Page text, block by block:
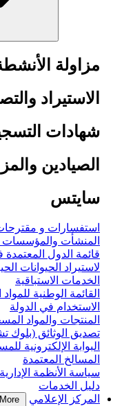
مزاولة
الاستيراد
شهادات
الصيادين
سايتس
استفسارات و
المنشأت والمؤسسات
قائمة الدول المعتمدة
لاستيراد الحيوانات
الخدمات الاستباقية
القائمة الوطنية
الاستخدام في الدولة
المنتجات والمواد
تصديق الوثائق (بلوك
البوابة الإلكترونية
المسالخ المعتمدة
سياسة الأنظمة
دليل الخدمات
المركز الإعلامي